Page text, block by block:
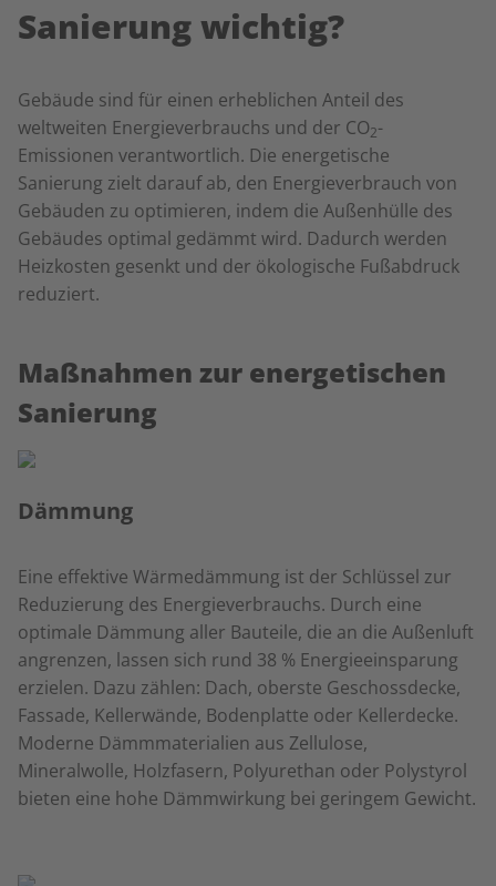
Sanierung wichtig?
Gebäude sind für einen erheblichen Anteil des
weltweiten Energieverbrauchs und der CO2-
Emissionen verantwortlich. Die energetische
Sanierung zielt darauf ab, den Energieverbrauch von
Gebäuden zu optimieren, indem die Außenhülle des
Gebäudes optimal gedämmt wird. Dadurch werden
Heizkosten gesenkt und der ökologische Fußabdruck
reduziert.
Maßnahmen zur energetischen
Sanierung
Dämmung
Eine effektive Wärmedämmung ist der Schlüssel zur
Reduzierung des Energieverbrauchs. Durch eine
optimale Dämmung aller Bauteile, die an die Außenluft
angrenzen, lassen sich rund 38 % Energieeinsparung
erzielen. Dazu zählen: Dach, oberste Geschossdecke,
Fassade, Kellerwände, Bodenplatte oder Kellerdecke.
Moderne Dämmmaterialien aus Zellulose,
Mineralwolle, Holzfasern, Polyurethan oder Polystyrol
bieten eine hohe Dämmwirkung bei geringem Gewicht.